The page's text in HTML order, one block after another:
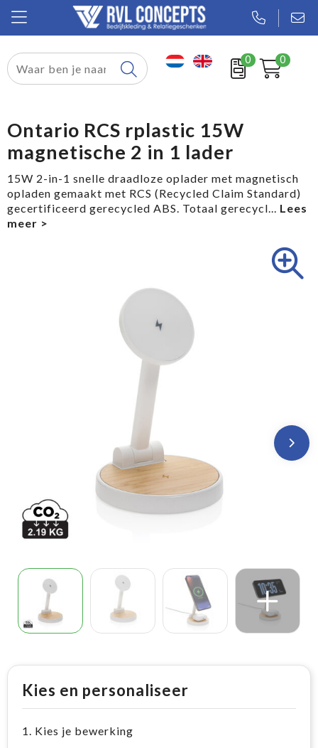
0 0
Relatiegeschenken
Tassen
Sport
Werkkleding
Ontario RCS rplastic 15W
magnetische 2 in 1 lader
15W 2-in-1 snelle draadloze oplader met magnetisch
opladen gemaakt met RCS (Recycled Claim Standard)
gecertificeerd gerecycled ABS. Totaal gerecycl...
Kies en personaliseer
1. Kies je bewerking